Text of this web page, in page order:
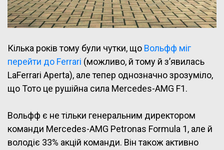
Кілька років тому були чутки, що Вольфф міг
перейти до Ferrari (можливо, й тому й з’явилась
LaFerrari Aperta), але тепер однозначно зрозуміло,
що Тото це рушійна сила Mercedes-AMG F1.
Вольфф є не тільки генеральним директором
команди Mercedes-AMG Petronas Formula 1, але й
володіє 33% акцій команди. Він також активно